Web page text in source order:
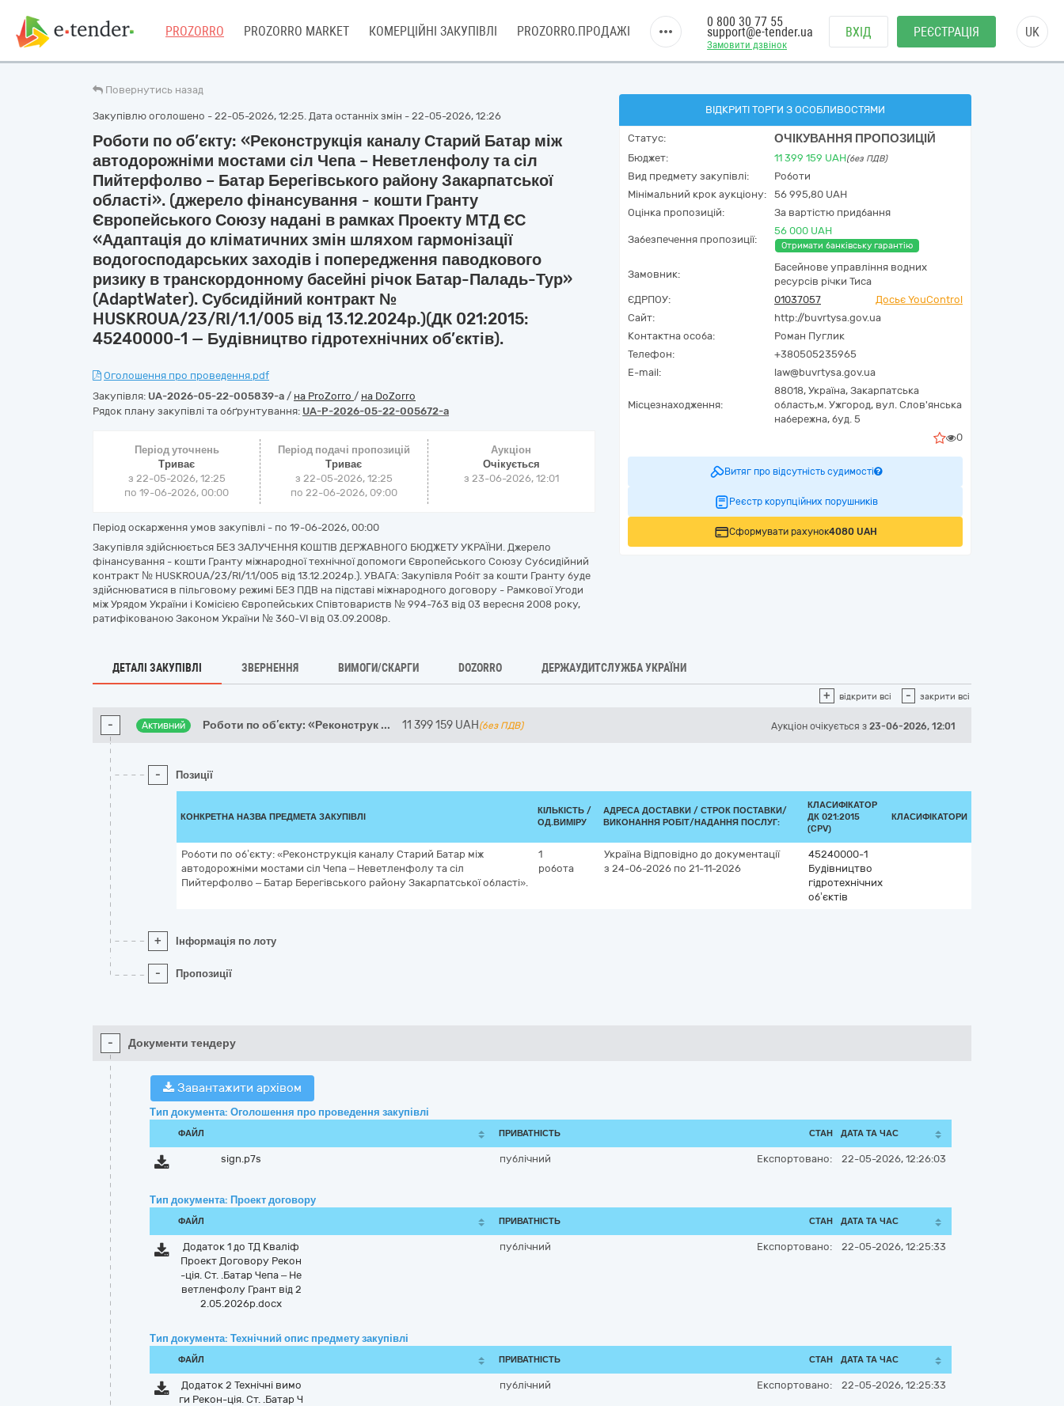
PROZORRO PROZORRO MARKET КОМЕРЦІЙНІ ЗАКУПІВЛІ PROZORRO.ПРОДАЖІ
Замовити дзвінок
0 800 30 77 55
support@e-tender.ua ВХІД РЕЄСТРАЦІЯ UK
Повернутись назад
Закупівлю оголошено - 22-05-2026, 12:25. Дата останніх змін - 22-05-2026, 12:26
Роботи по об’єкту: «Реконструкція каналу Старий Батар між
автодорожніми мостами сіл Чепа – Неветленфолу та сіл
Пийтерфолво – Батар Берегівського району Закарпатської
області». (джерело фінансування - кошти Гранту
Європейського Союзу надані в рамках Проекту МТД ЄС
«Адаптація до кліматичних змін шляхом гармонізації
водогосподарських заходів і попередження паводкового
ризику в транскордонному басейні річок Батар-Паладь-Тур»
(AdaptWater). Субсидійний контракт №
HUSKROUA/23/RI/1.1/005 від 13.12.2024р.)(ДК 021:2015:
45240000-1 — Будівництво гідротехнічних об’єктів).
Оголошення про проведення.pdf
Закупівля: UA-2026-05-22-005839-a / на ProZorro / на DoZorro
Рядок плану закупівлі та обґрунтування: UA-P-2026-05-22-005672-a
Період уточнень
Триває
з 22-05-2026, 12:25
по 19-06-2026, 00:00
Період подачі пропозицій
Триває
з 22-05-2026, 12:25
по 22-06-2026, 09:00
Аукціон
Очікується
з 23-06-2026, 12:01
Період оскарження умов закупівлі - по 19-06-2026, 00:00
Закупівля здійснюється БЕЗ ЗАЛУЧЕННЯ КОШТІВ ДЕРЖАВНОГО БЮДЖЕТУ УКРАЇНИ. Джерело
фінансування - кошти Гранту міжнародної технічної допомоги Європейського Союзу Субсидійний
контракт № HUSKROUA/23/RI/1.1/005 від 13.12.2024р.). УВАГА: Закупівля Робіт за кошти Гранту буде
здійснюватися в пільговому режимі БЕЗ ПДВ на підставі міжнародного договору - Рамкової Угоди
між Урядом України і Комісією Європейських Співтовариств № 994-763 від 03 вересня 2008 року,
ратифікованою Законом України № 360-VI від 03.09.2008р.
ВІДКРИТІ ТОРГИ З ОСОБЛИВОСТЯМИ
Статус: ОЧІКУВАННЯ ПРОПОЗИЦІЙ
Бюджет: 11 399 159 UAH(без ПДВ)
Вид предмету закупівлі:
Роботи
Мінімальний крок аукціону:
56 995,80 UAH
Оцінка пропозицій:
За вартістю придбання
Забезпечення пропозиції:
56 000 UAH
Отримати банківську гарантію
Замовник:
Басейнове управління водних
ресурсів річки Тиса
ЄДРПОУ:
01037057
Досьє YouControl
Сайт:
http://buvrtysa.gov.ua
Контактна особа:
Роман Пуглик
Телефон:
+380505235965
E-mail:
law@buvrtysa.gov.ua
Місцезнаходження:
88018, Україна, Закарпатська
область,м. Ужгород, вул. Слов'янська
набережна, буд. 5
0
Витяг про відсутність судимості
Реєстр корупційних порушників
Сформувати рахунок4080 UAH
ДЕТАЛІ ЗАКУПІВЛІ ЗВЕРНЕННЯ ВИМОГИ/СКАРГИ DOZORRO ДЕРЖАУДИТСЛУЖБА УКРАЇНИ
+ відкрити всі - закрити всі
- Активний Роботи по об’єкту: «Реконструк ... 11 399 159 UAH (без ПДВ) Аукціон очікується з 23-06-2026, 12:01
- Позиції
КОНКРЕТНА НАЗВА ПРЕДМЕТА ЗАКУПІВЛІ
КІЛЬКІСТЬ /
ОД.ВИМІРУ
АДРЕСА ДОСТАВКИ / СТРОК ПОСТАВКИ/
ВИКОНАННЯ РОБІТ/НАДАННЯ ПОСЛУГ:
КЛАСИФІКАТОР
ДК 021:2015
(CPV)
КЛАСИФІКАТОРИ
Роботи по об’єкту: «Реконструкція каналу Старий Батар між
автодорожніми мостами сіл Чепа – Неветленфолу та сіл
Пийтерфолво – Батар Берегівського району Закарпатської області».
1
робота
Україна Відповідно до документації
з 24-06-2026 по 21-11-2026
45240000-1
Будівництво
гідротехнічних
об’єктів
+ Інформація по лоту
- Пропозиції
- Документи тендеру
Завантажити архівом
Тип документа: Оголошення про проведення закупівлі
ФАЙЛ ПРИВАТНІСТЬ СТАН ДАТА ТА ЧАС
sign.p7s публічний Експортовано: 22-05-2026, 12:26:03
Тип документа: Проект договору
ФАЙЛ ПРИВАТНІСТЬ СТАН ДАТА ТА ЧАС
Додаток 1 до ТД Кваліф
Проект Договору Рекон
-ція. Ст. .Батар Чепа – Не
ветленфолу Грант від 2
2.05.2026р.docx
публічний Експортовано: 22-05-2026, 12:25:33
Тип документа: Технічний опис предмету закупівлі
ФАЙЛ ПРИВАТНІСТЬ СТАН ДАТА ТА ЧАС
Додаток 2 Технічні вимо
ги Рекон-ція. Ст. .Батар Ч
публічний Експортовано: 22-05-2026, 12:25:33